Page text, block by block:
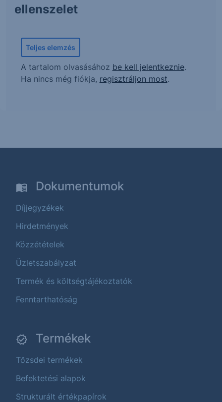
ellenszelet
Teljes elemzés
A tartalom olvasásához be kell jelentkeznie.
Ha nincs még fiókja, regisztráljon most.
Dokumentumok
Díjjegyzékek
Hirdetmények
Közzétételek
Üzletszabályzat
Termék és költségtájékoztatók
Fenntarthatóság
Termékek
Tőzsdei termékek
Befektetési alapok
Strukturált értékpapírok